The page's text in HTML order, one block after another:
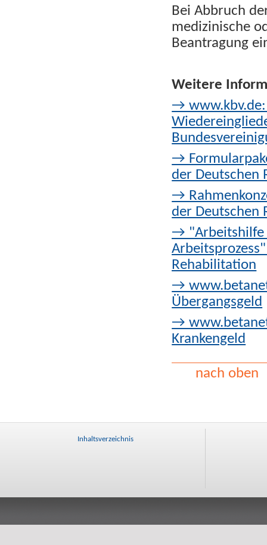
Bei Abbruch
medizinische
Beantragung
Weitere
→
→
der Deutschen
→
der Deutschen
→ "Arbeitshilfe
Rehabilitation
→
Übergangsgeld
→
Krankengeld
nach oben
Inhaltsverzeichnis